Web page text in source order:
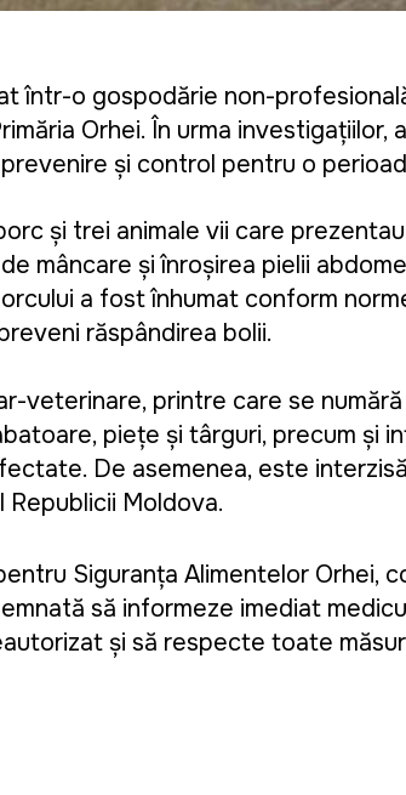
într-o gospodărie non-
Orhei. În urma investigaţiilor,
și control pentru o
și trei animale vii care
mâncare și înroșirea pielii
a fost înhumat conform
răspândirea bolii.
veterinare, printre care se
piețe și târguri, precum și
De asemenea, este
Moldova.
Siguranța Alimentelor Orhei,
să informeze imediat
și să respecte toate